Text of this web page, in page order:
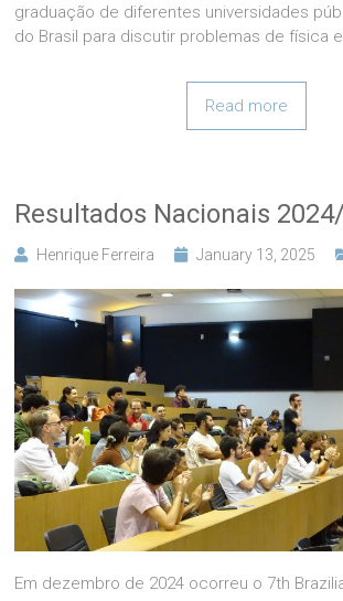
graduação de diferentes universidades
do Brasil para discutir problemas de física
Read more
Resultados Nacionais
Henrique Ferreira January 13, 2025
Em dezembro de 2024 ocorreu o 7th